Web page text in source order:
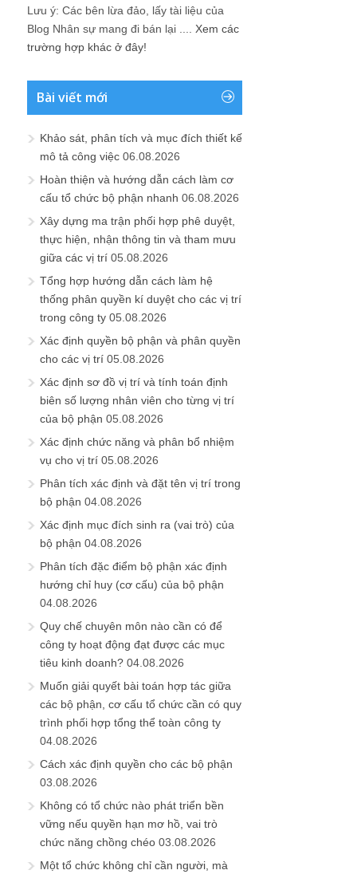
Lưu ý: Các bên lừa đảo, lấy tài liệu của
Blog Nhân sự mang đi bán lại .... Xem các
trường hợp khác ở đây!
Bài viết mới
Khảo sát, phân tích và mục đích thiết kế
mô tả công việc 06.08.2026
Hoàn thiện và hướng dẫn cách làm cơ
cấu tổ chức bộ phận nhanh 06.08.2026
Xây dựng ma trận phối hợp phê duyệt,
thực hiện, nhận thông tin và tham mưu
giữa các vị trí 05.08.2026
Tổng hợp hướng dẫn cách làm hệ
thống phân quyền kí duyệt cho các vị trí
trong công ty 05.08.2026
Xác định quyền bộ phận và phân quyền
cho các vị trí 05.08.2026
Xác định sơ đồ vị trí và tính toán định
biên số lượng nhân viên cho từng vị trí
của bộ phận 05.08.2026
Xác định chức năng và phân bổ nhiệm
vụ cho vị trí 05.08.2026
Phân tích xác định và đặt tên vị trí trong
bộ phận 04.08.2026
Xác định mục đích sinh ra (vai trò) của
bộ phận 04.08.2026
Phân tích đặc điểm bộ phận xác định
hướng chỉ huy (cơ cấu) của bộ phận
04.08.2026
Quy chế chuyên môn nào cần có để
công ty hoạt động đạt được các mục
tiêu kinh doanh? 04.08.2026
Muốn giải quyết bài toán hợp tác giữa
các bộ phận, cơ cấu tổ chức cần có quy
trình phối hợp tổng thể toàn công ty
04.08.2026
Cách xác định quyền cho các bộ phận
03.08.2026
Không có tổ chức nào phát triển bền
vững nếu quyền hạn mơ hồ, vai trò
chức năng chồng chéo 03.08.2026
Một tổ chức không chỉ cần người, mà